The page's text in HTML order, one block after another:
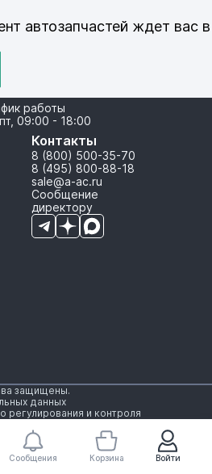
Войти
Сообщения Корзина
автозапчастей ждет вас в
работы
09:00 - 18:00
Контакты
8 (800) 500-35-70
8 (495) 800-88-18
sale@a-ac.ru
Сообщение
директору
защищены.
данных
регулирования и контроля